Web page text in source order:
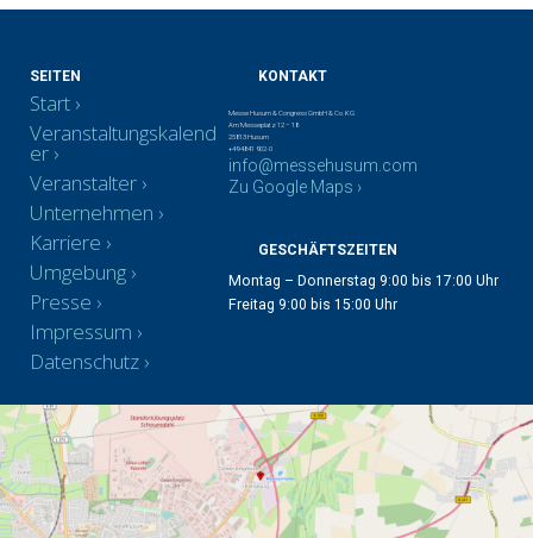
SEITEN
Start
Veranstaltungskalend
er
Veranstalter
Unternehmen
Karriere
Umgebung
Presse
Impressum
Datenschutz
KONTAKT
Messe Husum & Congress GmbH & Co. KG
Am Messeplatz 12 – 18
25813 Husum
+49 4841 902-0
info@messehusum.com
Zu Google Maps ›
GESCHÄFTSZEITEN
Montag – Donnerstag 9:00 bis 17:00 Uhr
Freitag 9:00 bis 15:00 Uhr